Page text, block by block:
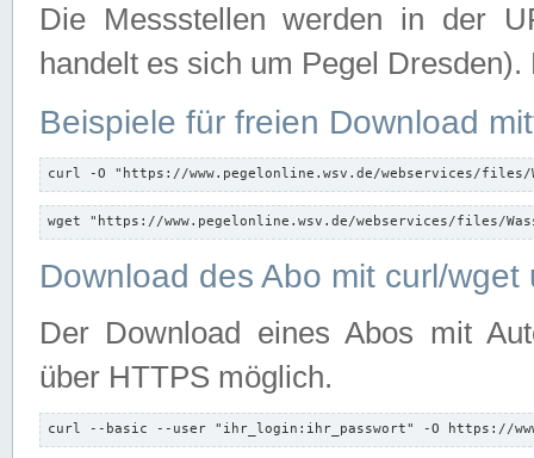
Die Messstellen werden in der
handelt es sich um Pegel
Beispiele für freien Download
curl -O "https://www.pegelonline.wsv.de/webservices/files/
wget "https://www.pegelonline.wsv.de/webservices/files/
Download des Abo mit curl/
Der Download eines Abos mit
über HTTPS möglich.
curl --basic --user "ihr_login:ihr_passwort" -O https://